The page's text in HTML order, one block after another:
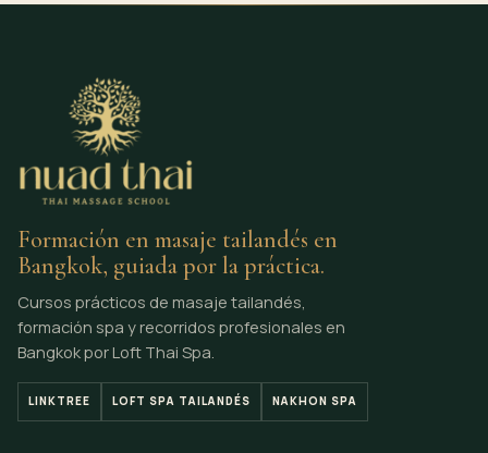
Formación en masaje tailandés en
Bangkok, guiada por la práctica.
Cursos prácticos de masaje tailandés,
formación spa y recorridos profesionales en
Bangkok por Loft Thai Spa.
LINKTREE LOFT SPA TAILANDÉS NAKHON SPA